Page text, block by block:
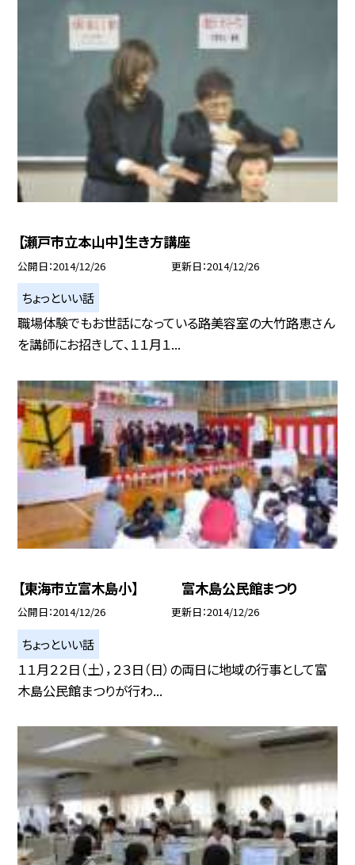
【瀬戸市立本山中】生き方講座
公開日 2014/12/26 更新日 2014/12/26
ちょっといい話
職場体験でもお世話になっている路美容室の大竹路恵さん
を講師にお招きして、１１月１...
【東海市立富木島小】 富木島公民館まつり
公開日 2014/12/26 更新日 2014/12/26
ちょっといい話
１１月２２日（土），２３日（日）の両日に地域の行事として富
木島公民館まつりが行わ...